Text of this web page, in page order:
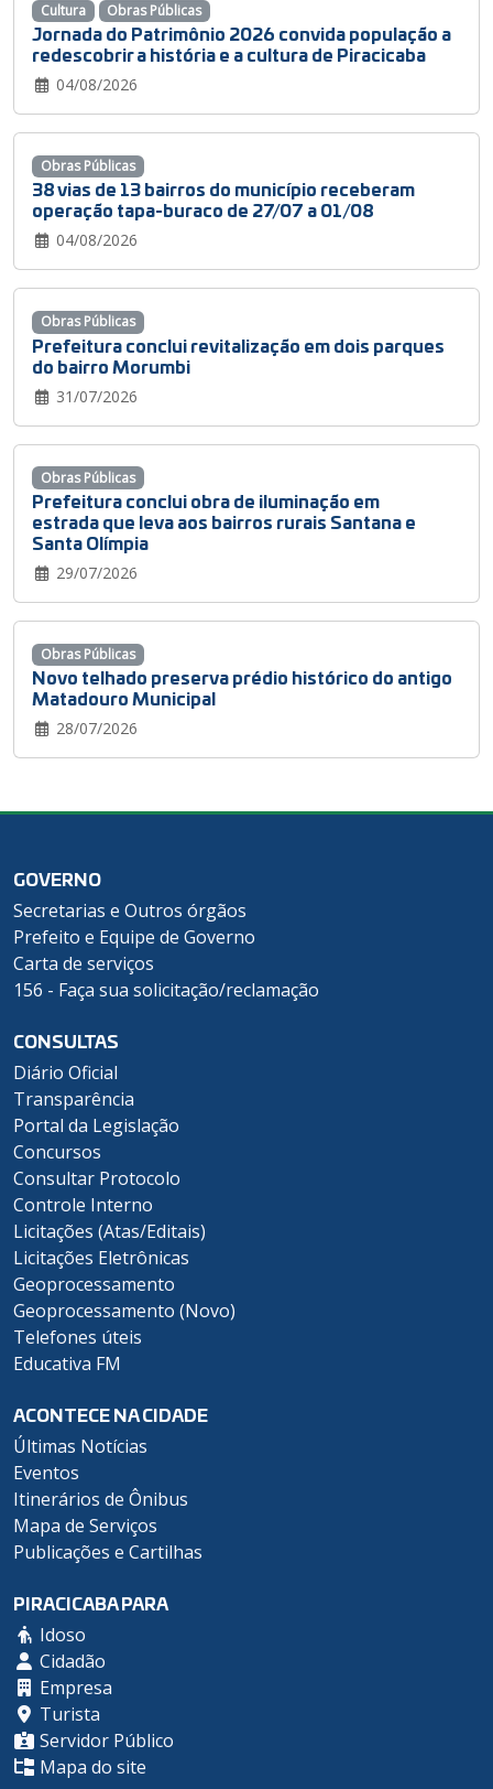
Jornada do Patrimônio 2026 convida população a
redescobrir a história e a cultura de Piracicaba
04/08/2026
Cultura Obras Públicas
38 vias de 13 bairros do município receberam
operação tapa-buraco de 27/07 a 01/08
04/08/2026
Obras Públicas
Prefeitura conclui revitalização em dois parques
do bairro Morumbi
31/07/2026
Obras Públicas
Prefeitura conclui obra de iluminação em
estrada que leva aos bairros rurais Santana e
Santa Olímpia
29/07/2026
Obras Públicas
Novo telhado preserva prédio histórico do antigo
Matadouro Municipal
28/07/2026
Obras Públicas
GOVERNO
Secretarias e Outros órgãos
Prefeito e Equipe de Governo
Carta de serviços
156 - Faça sua solicitação/reclamação
CONSULTAS
Diário Oficial
Transparência
Portal da Legislação
Concursos
Consultar Protocolo
Controle Interno
Licitações (Atas/Editais)
Licitações Eletrônicas
Geoprocessamento
Geoprocessamento (Novo)
Telefones úteis
Educativa FM
ACONTECE NA CIDADE
Últimas Notícias
Eventos
Itinerários de Ônibus
Mapa de Serviços
Publicações e Cartilhas
PIRACICABA PARA
Idoso
Cidadão
Empresa
Turista
Servidor Público
Mapa do site